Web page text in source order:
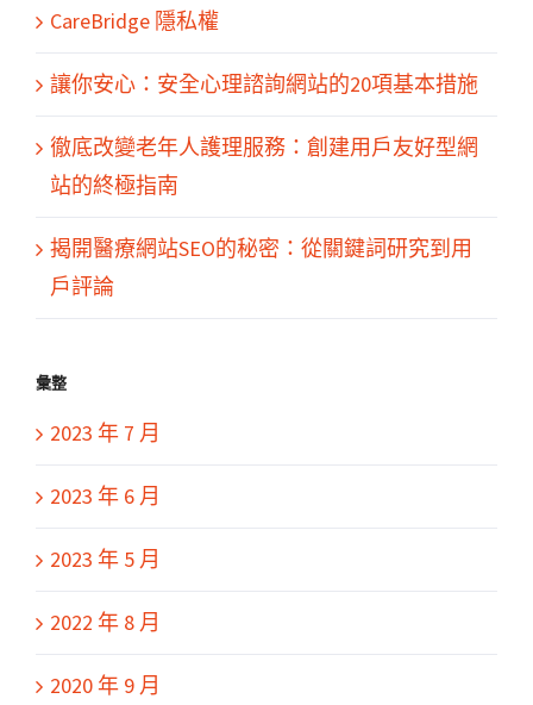
CareBridge 隱私權
讓你安心：安全心理諮詢網站的20項基本措施
徹底改變老年人護理服務：創建用戶友好型網
站的終極指南
揭開醫療網站SEO的秘密：從關鍵詞研究到用
戶評論
彙整
2023 年 7 月
2023 年 6 月
2023 年 5 月
2022 年 8 月
2020 年 9 月